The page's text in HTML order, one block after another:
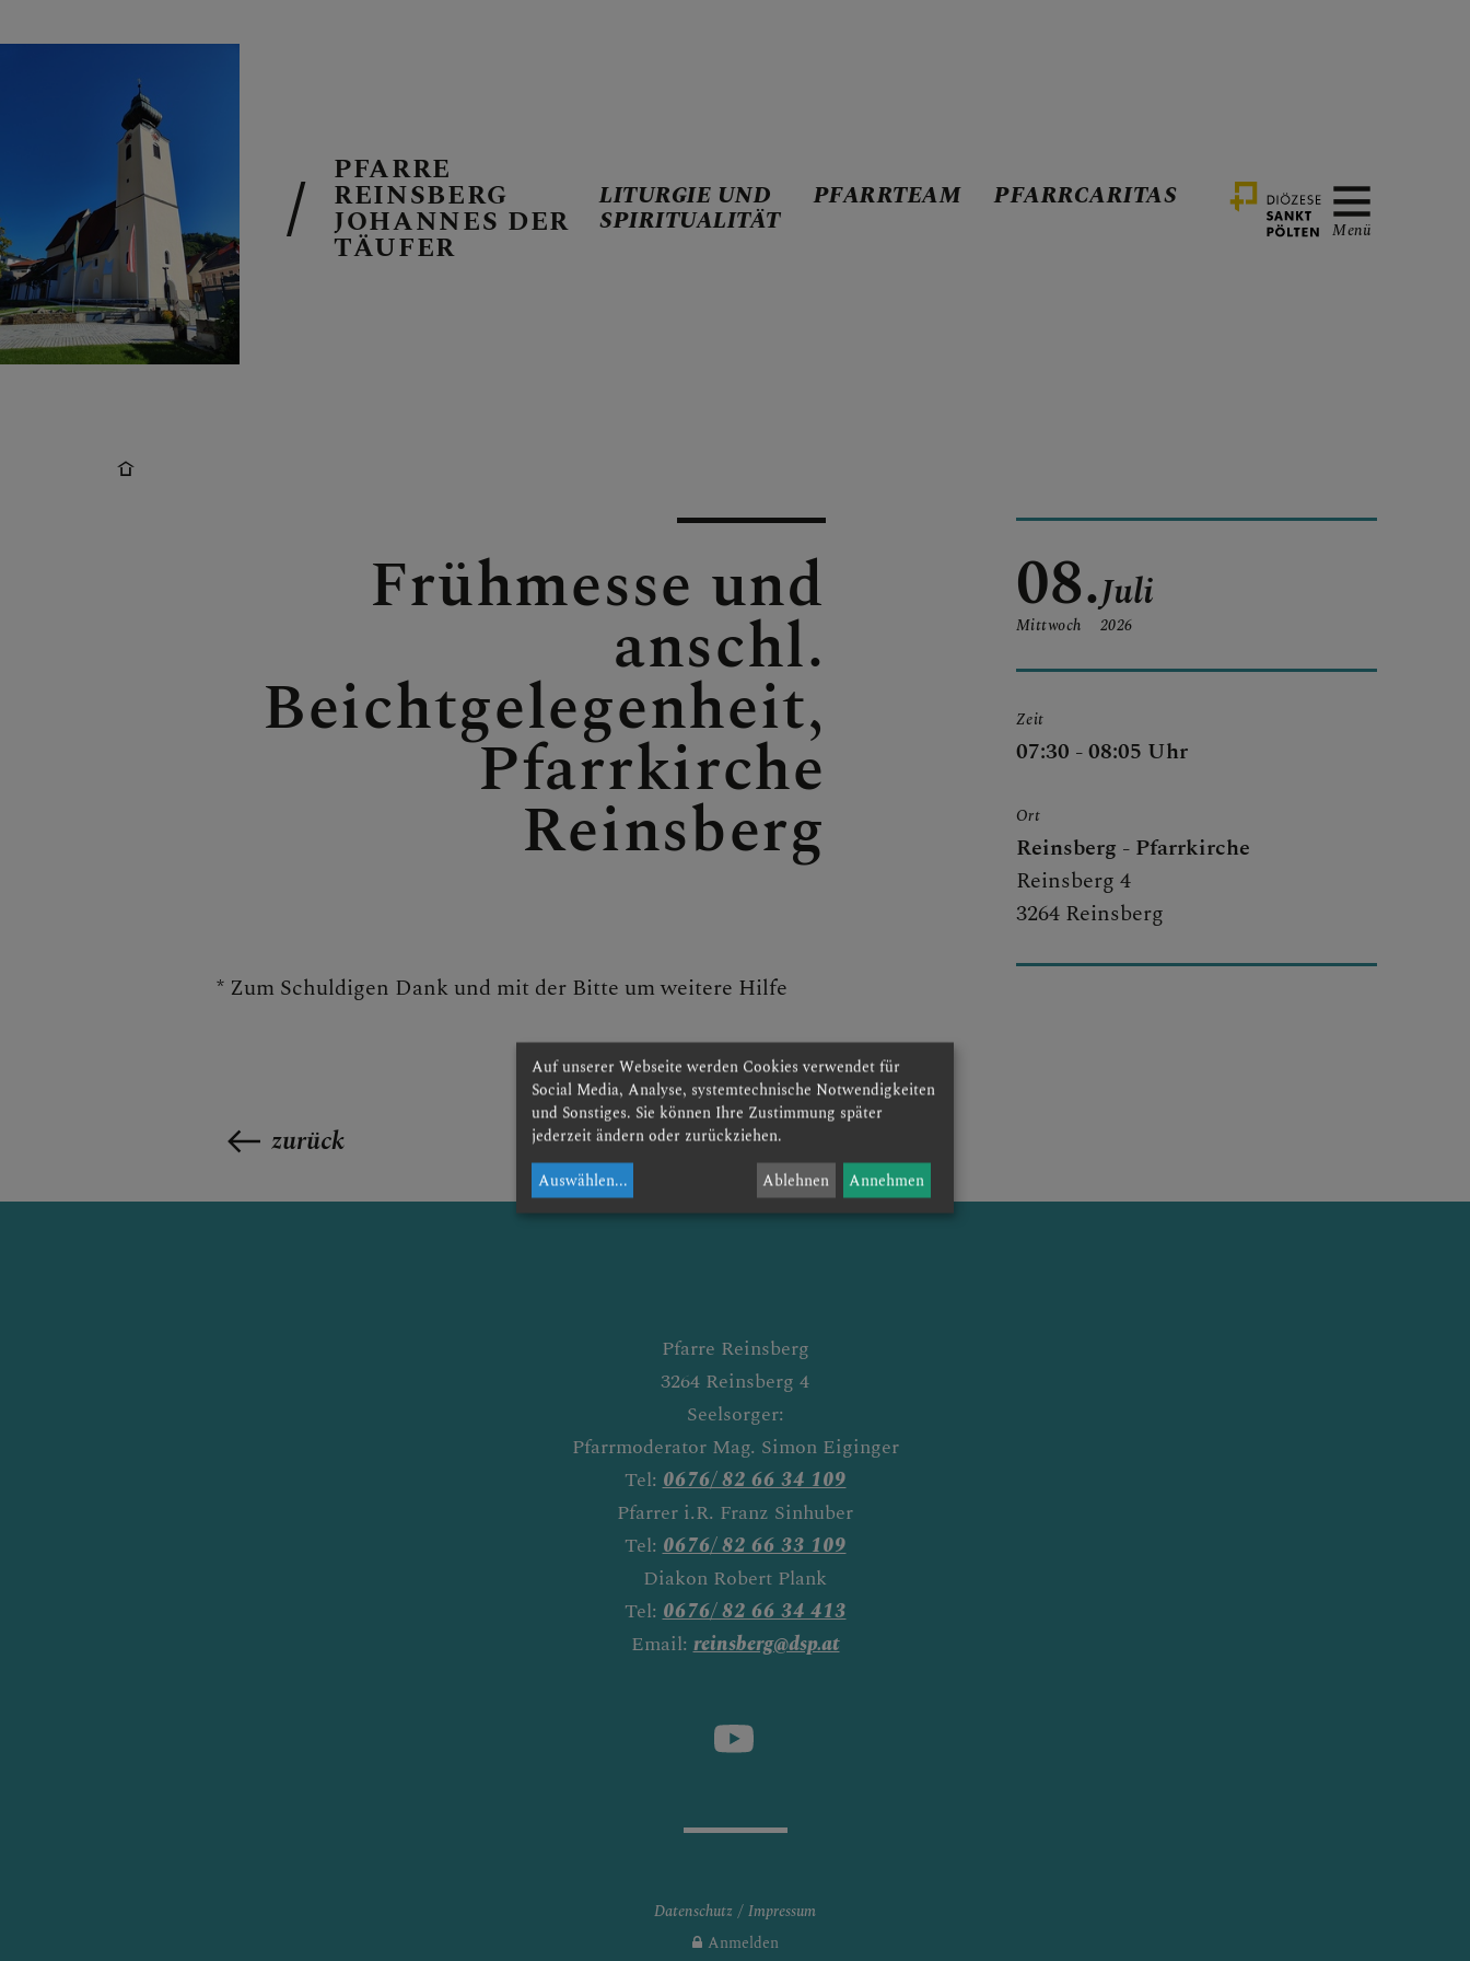
PFARRE SEIT 1291
LITURGIE UND SPIRITUALITÄT
PFARRCARITAS
PFARRE
REINSBERG
JOHANNES DER
TÄUFER
LITURGIE UND
SPIRITUALITÄT
PFARRTEAM PFARRCARITAS
Menü
Frühmesse und
anschl.
Beichtgelegenheit,
Pfarrkirche
Reinsberg
08.
Mittwoch
Juli
2026
Zeit
07:30 - 08:05 Uhr
Ort
Reinsberg - Pfarrkirche
Reinsberg 4
3264 Reinsberg
* Zum Schuldigen Dank und mit der Bitte um weitere Hilfe
zurück
Pfarre Reinsberg
3264 Reinsberg 4
Seelsorger:
Pfarrmoderator Mag. Simon Eiginger
Tel:0676/ 82 66 34 109
Pfarrer i.R. Franz Sinhuber
Tel:0676/ 82 66 33 109
Diakon Robert Plank
Tel:0676/ 82 66 34 413
Email:reinsberg@dsp.at
Datenschutz
Impressum
Anmelden
Auf unserer Webseite werden Cookies verwendet für
Social Media, Analyse, systemtechnische Notwendigkeiten
und Sonstiges. Sie können Ihre Zustimmung später
jederzeit ändern oder zurückziehen.
Auswählen... Ablehnen Annehmen